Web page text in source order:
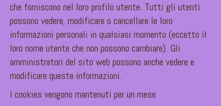
che forniscono nel loro profilo utente. Tutti gli utenti
possono vedere, modificare o cancellare le loro
informazioni personali in qualsiasi momento (eccetto il
loro nome utente che non possono cambiare). Gli
amministratori del sito web possono anche vedere e
modificare queste informazioni.
I cookies vengono mantenuti per un mese